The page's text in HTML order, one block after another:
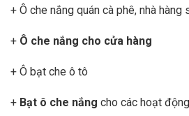
+ Ô che nắng quán cà phê, nhà hàng
+ Ô che nắng cho cửa hàng
+ Ô bạt che ô tô
+ Bạt ô che nắng cho các hoạt